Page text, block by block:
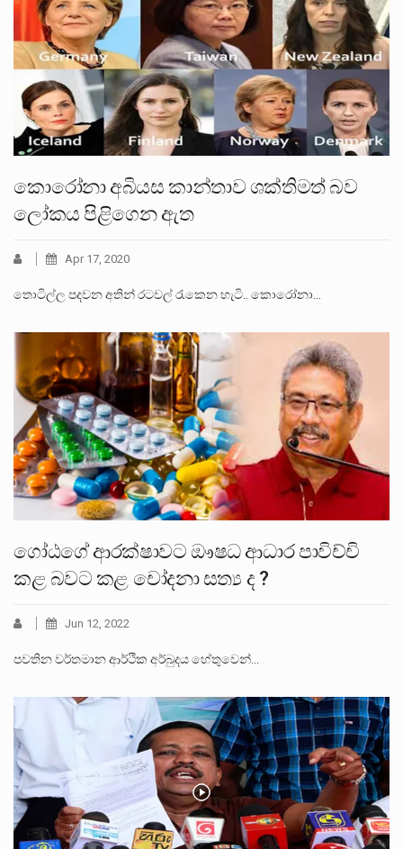
කොරෝනා අබියස කාන්තාව ශක්තිමත් බව
ලෝකය පිළිගෙන ඇත
Apr 17, 2020
තොටිල්ල පදවන අතින් රටවල් රැකෙන හැටි.. කොරෝනා…
ගෝඨගේ ආරක්ෂාවට ඖෂධ ආධාර පාවිච්චි
කළ බවට කළ චෝදනා සත්‍ය ද ?
Jun 12, 2022
පවතින වර්තමාන ආර්ථික අර්බුදය හේතුවෙන්…